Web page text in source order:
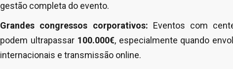
gestão completa do evento.
Grandes congressos corporativos: Eventos com
podem ultrapassar 100.000€, especialmente quando
internacionais e transmissão online.